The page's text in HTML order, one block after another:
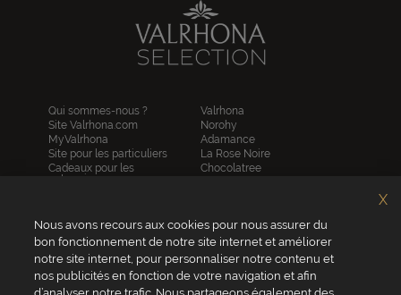
Qui sommes-nous ?
Site Valrhona.com
MyValrhona
Site pour les particuliers
Cadeaux pour les
entreprises
Contactez-nous
Valrhona
Norohy
Adamance
La Rose Noire
Chocolatree
Republica del cacao
Service client
04 75 07 51 51
Nous avons recours aux cookies pour nous assurer du
bon fonctionnement de notre site internet et améliorer
notre site internet, pour personnaliser notre contenu et
nos publicités en fonction de votre navigation et afin
X